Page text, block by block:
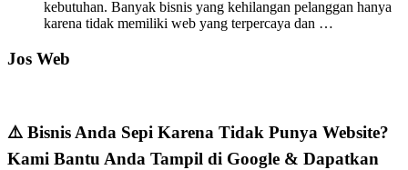
kebutuhan. Banyak bisnis yang kehilangan pelanggan hanya
karena tidak memiliki web yang terpercaya dan …
Jos Web
⚠️ Bisnis Anda Sepi Karena Tidak Punya Website?
Kami Bantu Anda Tampil di Google & Dapatkan